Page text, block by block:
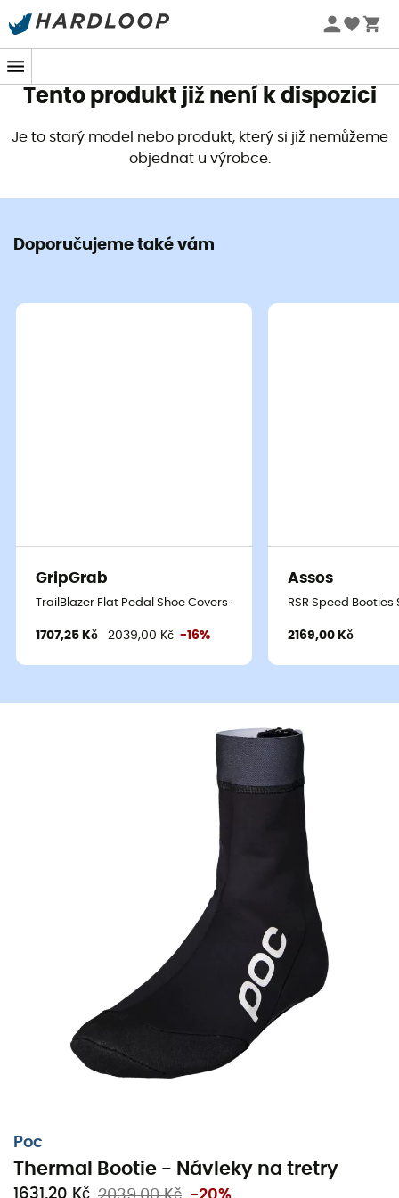
Letní akce 🔥 -5 % EXTRA při nákupu 2 produktů* s kódem
Tento produkt již není k dispozici
Je to starý model nebo produkt, který si již nemůžeme
objednat u výrobce.
Doporučujeme také vám
GripGrab
TrailBlazer Flat Pedal Shoe Covers - Cyklistické návleky na boty
1707,25 Kč 2039,00 Kč -16%
Assos
RSR Speed
2169,00 Kč
Poc
Thermal Bootie - Návleky na tretry
1631,20 Kč